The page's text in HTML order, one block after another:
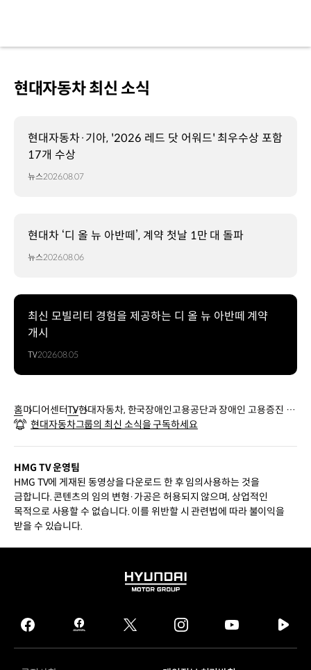
현대자동차 최신 소식
현대자동차·기아, '2026 레드 닷 어워드' 최우수상 포함
17개 수상
뉴스2026.08.07
현대차 ‘디 올 뉴 아반떼’, 계약 첫날 1만 대 돌파
뉴스2026.08.06
최신 모빌리티 경험을 제공하는 디 올 뉴 아반떼 계약
개시
TV2026.08.05
홈미디어센터TV현대자동차, 한국장애인고용공단과 장애인 고용증진 업
무 협약
현대자동차그룹의 최신 소식을 구독하세요
HMG TV 운영팀
HMG TV에 게재된 동영상을 다운로드 한 후 임의사용하는 것을
금합니다. 콘텐츠의 임의 변형·가공은 허용되지 않으며, 상업적인
목적으로 사용할 수 없습니다. 이를 위반할 시 관련법에 따라 불이익을
받을 수 있습니다.
HYUNDAI
GROUP
facebook
hmg
journal
twitter instagram
tv